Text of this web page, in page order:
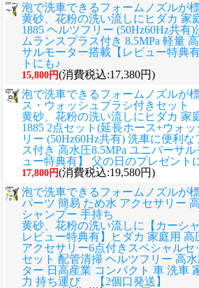
泡で洗車できるフォームノズルが
黄砂、花粉の洗い流しに ヒダカ 家
1885 ヘルツフリー (50Hz60Hz共有
ムランスプラス付き 8.5MPa 軽量
サルモーター搭載【レビュー特典
トにも♪
15,800円(消費税込:17,380円)
泡で洗車できるフォームノズルが
ス・ウォッシュブラシ付きセット
黄砂、花粉の洗い流しに ヒダカ 家
1885 2点セット(延長ホース+ウォ
リー (50Hz60Hz共有) 洗車に便利
ス付き 高水圧8.5MPa ユニバーサ
ュー特典有】 父の日のプレゼント
17,800円(消費税込:19,580円)
泡で洗車できるフォームノズルが
パーツ 簡易 ため水 アクセサリー
シャンプー 手持ち
黄砂、花粉の洗い流しに
【カーシ
レビュー特典有】ヒダカ 家庭用 高
アクセサリー6点付きスペシャルセ
セット 配管清掃 ヘルツフリー 高
ター 日高産業 コンパクト 車 洗車
力 持ち運び 【2個口発送】